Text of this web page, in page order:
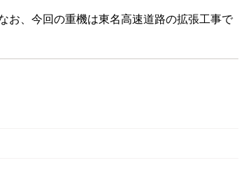
お、今回の重機は東名高速道路の拡張工事で